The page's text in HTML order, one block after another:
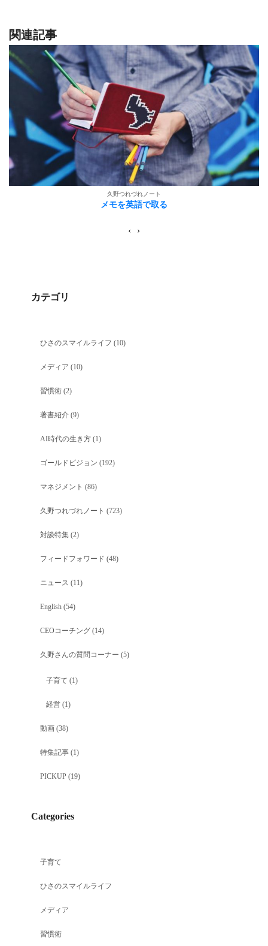
関連記事
久野つれづれノート
メモを英語で取る
‹ ›
カテゴリ
ひさのスマイルライフ (10)
メディア (10)
習慣術(2)
著書紹介(9)
AI時代の生き方(1)
ゴールドビジョン (192)
マネジメント (86)
久野つれづれノート (723)
対談特集(2)
フィードフォワード (48)
ニュース (11)
English(54)
CEOコーチング(14)
久野さんの質問コーナー (5)
子育て (1)
経営(1)
動画(38)
特集記事(1)
PICKUP(19)
Categories
子育て
ひさのスマイルライフ
メディア
習慣術